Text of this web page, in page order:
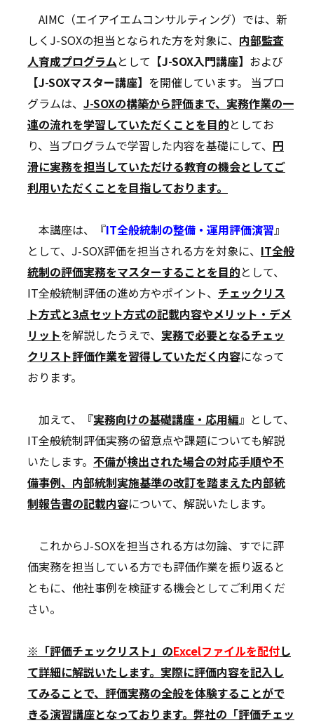
AIMC（エイアイエムコンサルティング）では、新
しくJ-SOXの担当となられた方を対象に、 内部監査
人育成プログラムとして 【J-SOX入門講座】 および
【J-SOXマスター講座】 を開催しています。 当プロ
グラムは、 J-SOXの構築から評価まで、実務作業の一
連の流れを学習していただくことを目的としてお
り、当プログラムで学習した内容を基礎にして、 円
滑に実務を担当していただける教育の機会としてご
利用いただくことを目指しております。
本講座は、『IT全般統制の整備・運用評価演習』
として、J-SOX評価を担当される方を対象に、 IT全般
統制の評価実務をマスターすることを目的として、
IT全般統制評価の進め方やポイント、 チェックリス
ト方式と3点セット方式の記載内容やメリット・デメ
リットを解説したうえで、 実務で必要となるチェッ
クリスト評価作業を習得していただく内容になって
おります。
加えて、『実務向けの基礎講座・応用編』として、
IT全般統制評価実務の留意点や課題についても解説
いたします。 不備が検出された場合の対応手順や不
備事例、内部統制実施基準の改訂を踏まえた内部統
制報告書の記載内容について、解説いたします。
これからJ-SOXを担当される方は勿論、すでに評
価実務を担当している方でも評価作業を振り返ると
ともに、他社事例を検証する機会としてご利用くだ
さい。
※「評価チェックリスト」のExcelファイルを配付し
て詳細に解説いたします。実際に評価内容を記入し
てみることで、評価実務の全般を体験することがで
きる演習講座となっております。弊社の「評価チェッ